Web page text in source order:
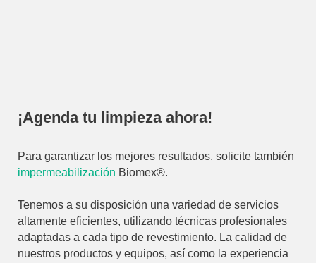
¡Agenda tu limpieza ahora!
Para garantizar los mejores resultados, solicite también
impermeabilización Biomex®.
Tenemos a su disposición una variedad de servicios
altamente eficientes, utilizando técnicas profesionales
adaptadas a cada tipo de revestimiento. La calidad de
nuestros productos y equipos, así como la experiencia